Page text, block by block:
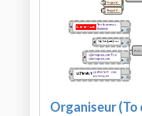
Organiseur (To